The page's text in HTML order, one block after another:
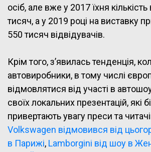
осіб, але вже у 2017 їхня
тисяч, а у 2019 році на виставку
550 тисяч відвідувачів.
Крім того, з’явилась тенденція,
автовиробники, в тому числі
відмовлятися від участі в
своїх локальних презентацій, які
привертають увагу преси та
Volkswagen відмовився від
в Парижі, Lamborgini від шоу в